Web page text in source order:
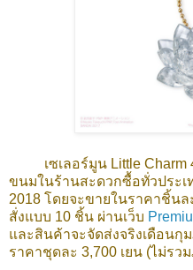
เซเลอร์มูน Little
ขนมในร้านสะดวกซื้อทั่วประ
2018 โดยจะขายในราคาชิ้นล
สั่งแบบ 10 ชิ้น ผ่านเว็บ
และสินค้าจะจัดส่งจริงเดือนกุ
ราคาชุดละ 3,700 เยน (ไม่รว